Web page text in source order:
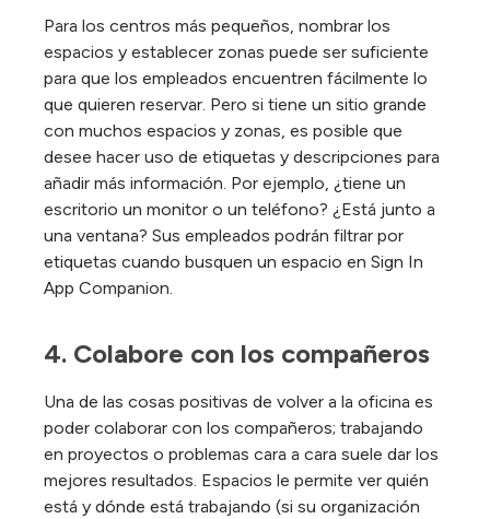
Para los centros más pequeños, nombrar los
espacios y establecer zonas puede ser suficiente
para que los empleados encuentren fácilmente lo
que quieren reservar. Pero si tiene un sitio grande
con muchos espacios y zonas, es posible que
desee hacer uso de etiquetas y descripciones para
añadir más información. Por ejemplo, ¿tiene un
escritorio un monitor o un teléfono? ¿Está junto a
una ventana? Sus empleados podrán filtrar por
etiquetas cuando busquen un espacio en Sign In
App Companion.
4. Colabore con los compañeros
Una de las cosas positivas de volver a la oficina es
poder colaborar con los compañeros; trabajando
en proyectos o problemas cara a cara suele dar los
mejores resultados. Espacios le permite ver quién
está y dónde está trabajando (si su organización